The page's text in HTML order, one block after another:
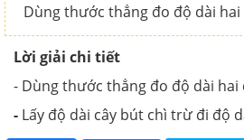
Dùng thước thẳng đo độ dài hai
Lời giải chi tiết
- Dùng thước thẳng đo độ dài hai
- Lấy độ dài cây bút chì trừ đi độ